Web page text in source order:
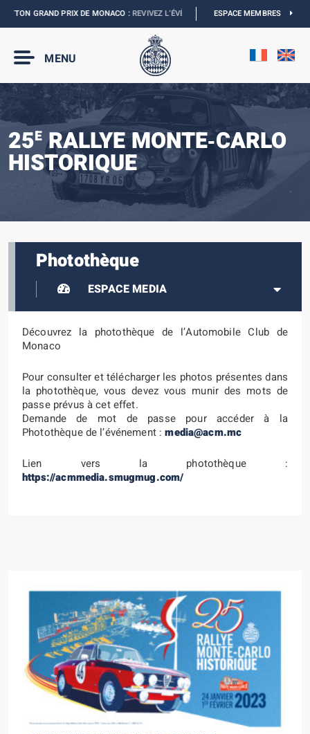
GRAND PRIX DE MONACO :REVIVEZ L’ÉVÈNEMENT IMONACO E-PRIX
ESPACE MEMBRES
MENU
25ERALLYE MONTE‑CARLO
HISTORIQUE
Photothèque
ESPACE MEDIA
Découvrez la photothèque de l’Automobile Club de
Monaco
Pour consulter et télécharger les photos présentes dans
la photothèque, vous devez vous munir des mots de
passe prévus à cet effet.
Demande de mot de passe pour accéder à la
Photothèque de l’événement :media@acm.mc
Lien vers la photothèque :
https://acmmedia.smugmug.com/